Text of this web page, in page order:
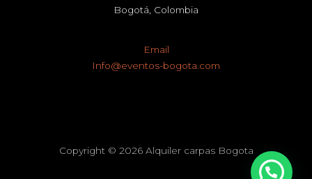
Bogotá, Colombia
Email
Info@eventos-bogota.com
Copyright © 2026 Alquiler carpas Bogota